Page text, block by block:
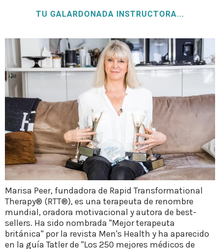
TU GALARDONADA INSTRUCTORA...
Marisa Peer, fundadora de Rapid Transformational
Therapy® (RTT®), es una terapeuta de renombre
mundial, oradora motivacional y autora de best-
sellers. Ha sido nombrada "Mejor terapeuta
británica" por la revista Men's Health y ha aparecido
en la guía Tatler de "Los 250 mejores médicos de